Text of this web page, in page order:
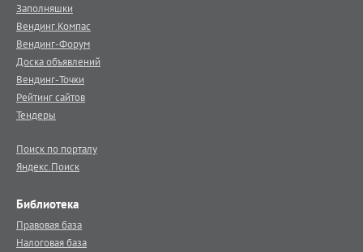
Заполняшки
Вендинг.Компас
Вендинг-Форум
Доска объявлений
Вендинг-Точки
Рейтинг сайтов
Тендеры
Поиск по порталу
Яндекс.Поиск
Библиотека
Правовая база
Налоговая база